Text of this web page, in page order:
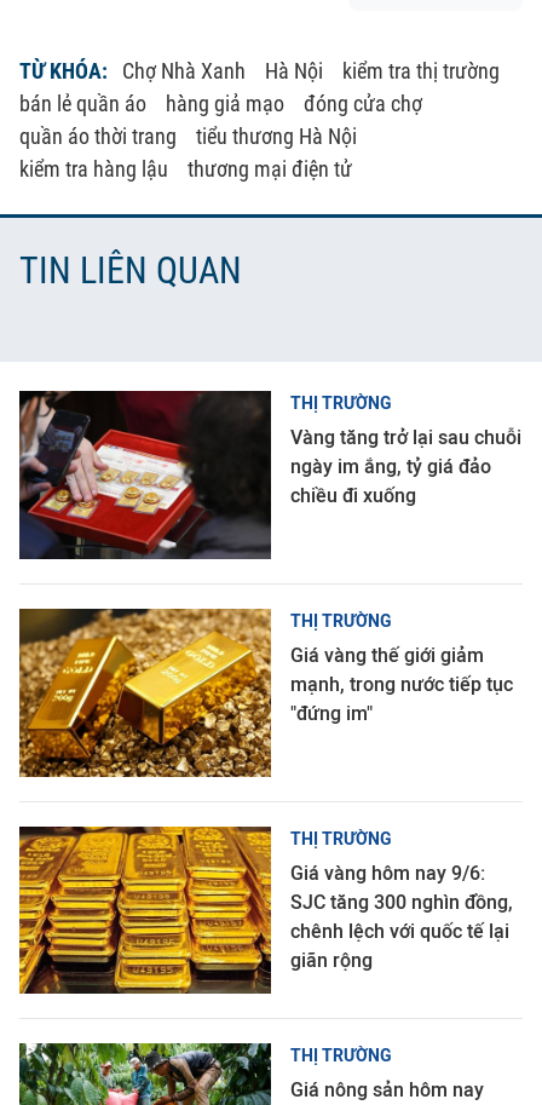
TỪ KHÓA: Chợ Nhà Xanh Hà Nội
kiểm tra thị trường
bán lẻ quần áo
hàng giả mạo
đóng cửa chợ
quần áo thời trang
tiểu thương Hà Nội
kiểm tra hàng lậu
thương mại điện tử
TIN LIÊN QUAN
THỊ TRƯỜNG
Vàng tăng trở lại sau chuỗi
ngày im ắng, tỷ giá đảo
chiều đi xuống
THỊ TRƯỜNG
Giá vàng thế giới giảm
mạnh, trong nước tiếp tục
"đứng im"
THỊ TRƯỜNG
Giá vàng hôm nay 9/6:
SJC tăng 300 nghìn đồng,
chênh lệch với quốc tế lại
giãn rộng
THỊ TRƯỜNG
Giá nông sản hôm nay